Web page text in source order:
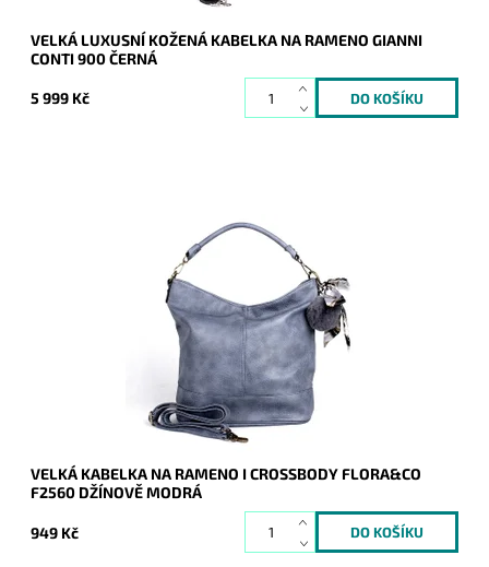
VELKÁ LUXUSNÍ KOŽENÁ KABELKA NA RAMENO GIANNI
CONTI 900 ČERNÁ
5 999 Kč
Velká džínově modrá kabelka na rameno značky FLORA&CO
na formát A4, která je vyrobena z velmi příjemného
Skladem
FLORA&CO
VELKÁ KABELKA NA RAMENO I CROSSBODY FLORA&CO
F2560 DŽÍNOVĚ MODRÁ
949 Kč